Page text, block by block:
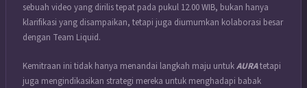
sebuah video yang dirilis tepat pada pukul 12.00 WIB, bukan hanya
klarifikasi yang disampaikan, tetapi juga diumumkan kolaborasi besar
dengan Team Liquid.
Kemitraan ini tidak hanya menandai langkah maju untukAURAtetapi
juga mengindikasikan strategi mereka untuk menghadapi babak